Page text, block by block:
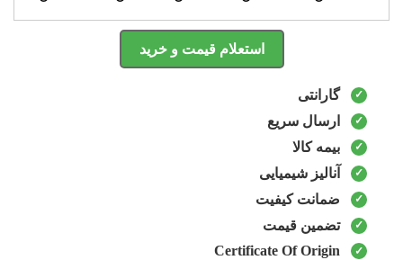
استعلام قیمت و خرید
گارانتی
ارسال سریع
بیمه کالا
آنالیز شیمیایی
ضمانت کیفیت
تضمین قیمت
Certificate Of Origin